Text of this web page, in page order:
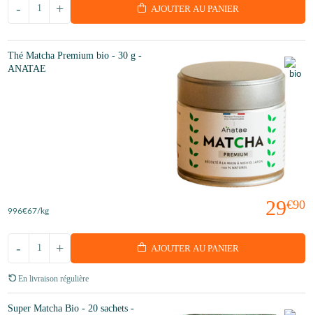
+
- AJOUTER AU PANIER
Thé Matcha Premium bio - 30 g -
ANATAE
29€90
996€67/kg
+
- AJOUTER AU PANIER
En livraison régulière
Super Matcha Bio - 20 sachets -